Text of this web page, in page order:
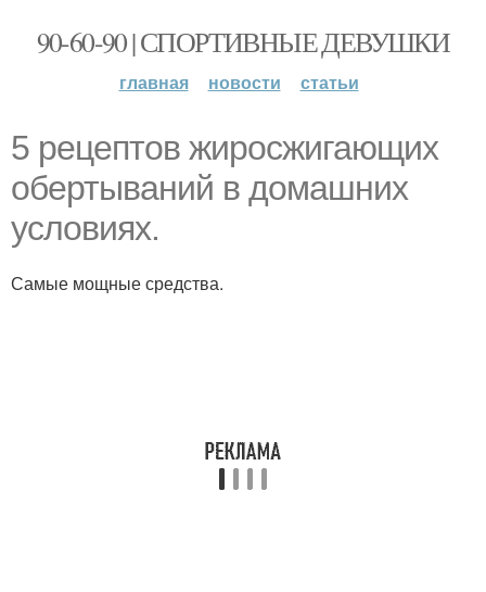
90-60-90 | СПОРТИВНЫЕ ДЕВУШКИ
главная новости статьи
5 рецептов жиросжигающих
обертываний в домашних
условиях.
Самые мощные средства.